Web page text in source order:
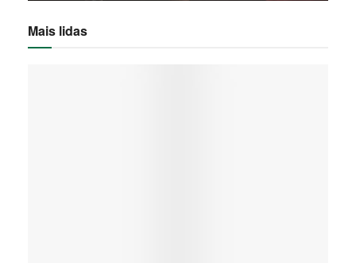
Mais lidas